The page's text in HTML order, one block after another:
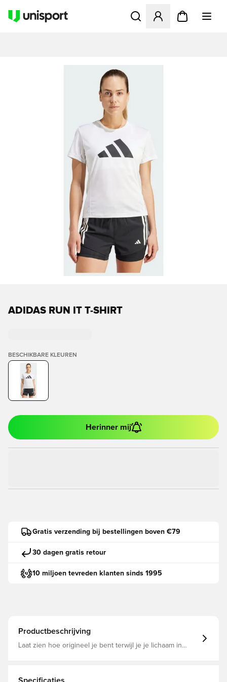
Opent een venster om in
ADIDAS RUN IT T-SHIRT
BESCHIKBARE KLEUREN
Herinner mij
Gratis verzending bij bestellingen boven €79
30 dagen gratis retour
10 miljoen tevreden klanten sinds 1995
Productbeschrijving
Laat zien hoe origineel je bent terwijl je je lichaam in
comfort in een lichtgewicht, ademend T-shirt dat glad blijft